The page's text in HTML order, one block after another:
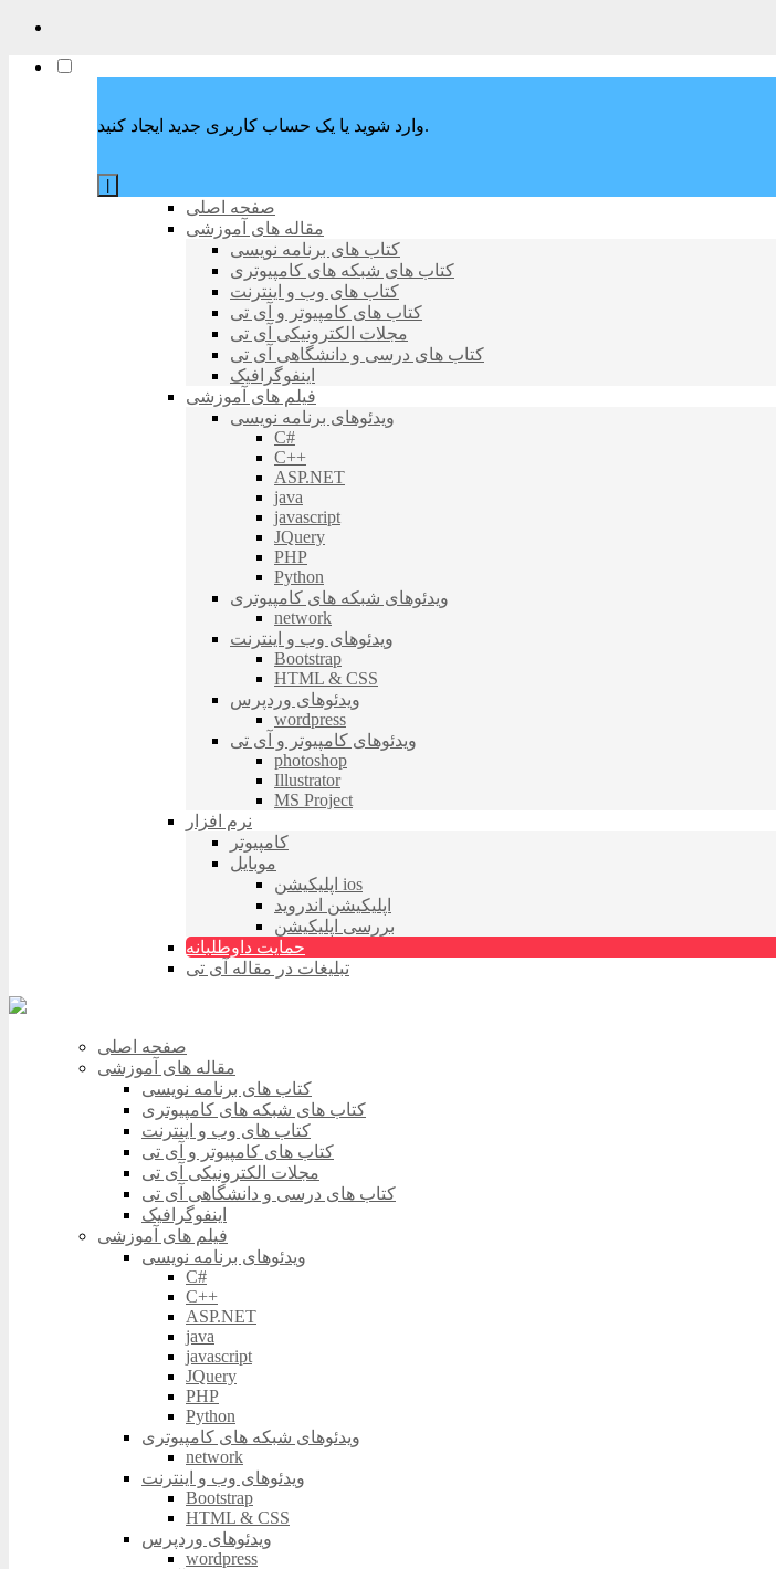
وارد شوید یا یک حساب کاربری جدید ایجاد کنید.
صفحه اصلی
مقاله های آموزشی
کتاب های برنامه نویسی
کتاب های شبکه های کامپیوتری
کتاب های وب و اینترنت
کتاب های کامپیوتر و آی تی
مجلات الکترونیکی آی تی
کتاب های درسی و دانشگاهی آی تی
اینفوگرافیک
فیلم های آموزشی
ویدئوهای برنامه نویسی
C#
C++
ASP.NET
java
javascript
JQuery
PHP
Python
ویدئوهای شبکه های کامپیوتری
network
ویدئوهای وب و اینترنت
Bootstrap
HTML & CSS
ویدئوهای وردپرس
wordpress
ویدئوهای کامپیوتر و آی تی
photoshop
Illustrator
MS Project
نرم افزار
کامپیوتر
موبایل
اپلیکیشن ios
اپلیکیشن اندروید
بررسی اپلیکیشن
حمایت داوطلبانه
تبلیغات در مقاله آی تی
صفحه اصلی
مقاله های آموزشی
کتاب های برنامه نویسی
کتاب های شبکه های کامپیوتری
کتاب های وب و اینترنت
کتاب های کامپیوتر و آی تی
مجلات الکترونیکی آی تی
کتاب های درسی و دانشگاهی آی تی
اینفوگرافیک
فیلم های آموزشی
ویدئوهای برنامه نویسی
C#
C++
ASP.NET
java
javascript
JQuery
PHP
Python
ویدئوهای شبکه های کامپیوتری
network
ویدئوهای وب و اینترنت
Bootstrap
HTML & CSS
ویدئوهای وردپرس
wordpress